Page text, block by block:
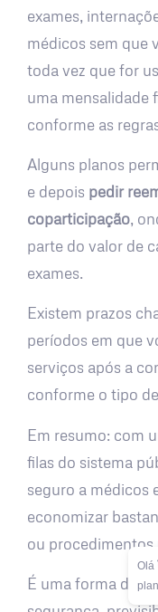
exames,
médicos sem que
toda vez que for
uma mensalidade
conforme as
Alguns planos
e depois pedir
coparticipação,
parte do valor de
exames.
Existem prazos
períodos em que
serviços após a
conforme o tipo
Em resumo: com
filas do sistema
seguro a médicos
economizar
ou procedimentos
É uma forma de
Olá